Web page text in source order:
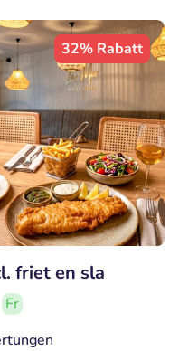
32% Rabatt
friet en sla
Fr